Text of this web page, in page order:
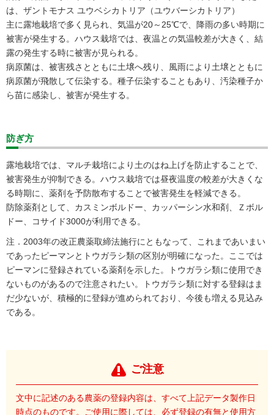
は、ザントモナス ユウベシカトリア（ユウバーシカトリア）
主に露地栽培で多く見られ、気温が20～25℃で、降雨の多い時期に
被害が発生する。ハウス栽培では、夜温との気温較差が大きく、結
露の発生する時に被害が見られる。
病原菌は、被害残さとともに土壌へ残り、風雨により土壌とともに
病原菌が飛散して伝染する。種子伝染することもあり、汚染種子か
ら苗に感染し、被害が発生する。
防ぎ方
露地栽培では、マルチ栽培により土のはね上げを防止することで、
被害発生が抑制できる。ハウス栽培では昼夜温度の較差が大きくな
る時期に、薬剤を予防散布することで被害発生を軽減できる。
防除薬剤として、カスミンボルドー、カッパーシン水和剤、Ｚボル
ドー、コサイド3000が利用できる。
注．2003年の改正農薬取締法施行にともなって、これまであいまい
であったピーマンとトウガラシ類の区別が明確になった。ここでは
ピーマンに登録されている薬剤を示した。トウガラシ類に使用でき
ないものがあるので注意されたい。トウガラシ類に対する登録はま
だ少ないが、積極的に登録が進められており、今後も増える見込み
である。
ご注意
文中に記述のある農薬の登録内容は、すべて上記データ製作日
時点のものです。ご使用に際しては、必ず登録の有無と使用方